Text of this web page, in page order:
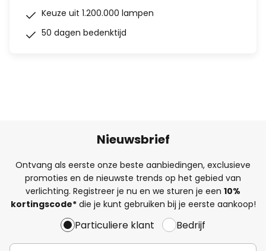
Keuze uit 1.200.000 lampen
50 dagen bedenktijd
Nieuwsbrief
Ontvang als eerste onze beste aanbiedingen, exclusieve
promoties en de nieuwste trends op het gebied van
verlichting. Registreer je nu en we sturen je een 10%
kortingscode*die je kunt gebruiken bij je eerste aankoop!
Particuliere klant Bedrijf